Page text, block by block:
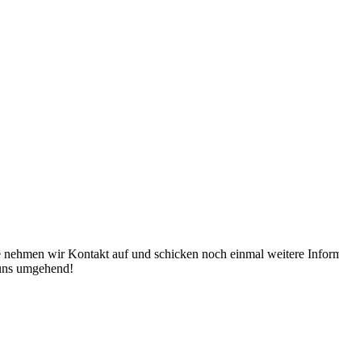
wir Kontakt auf und schicken noch einmal weitere
umgehend!